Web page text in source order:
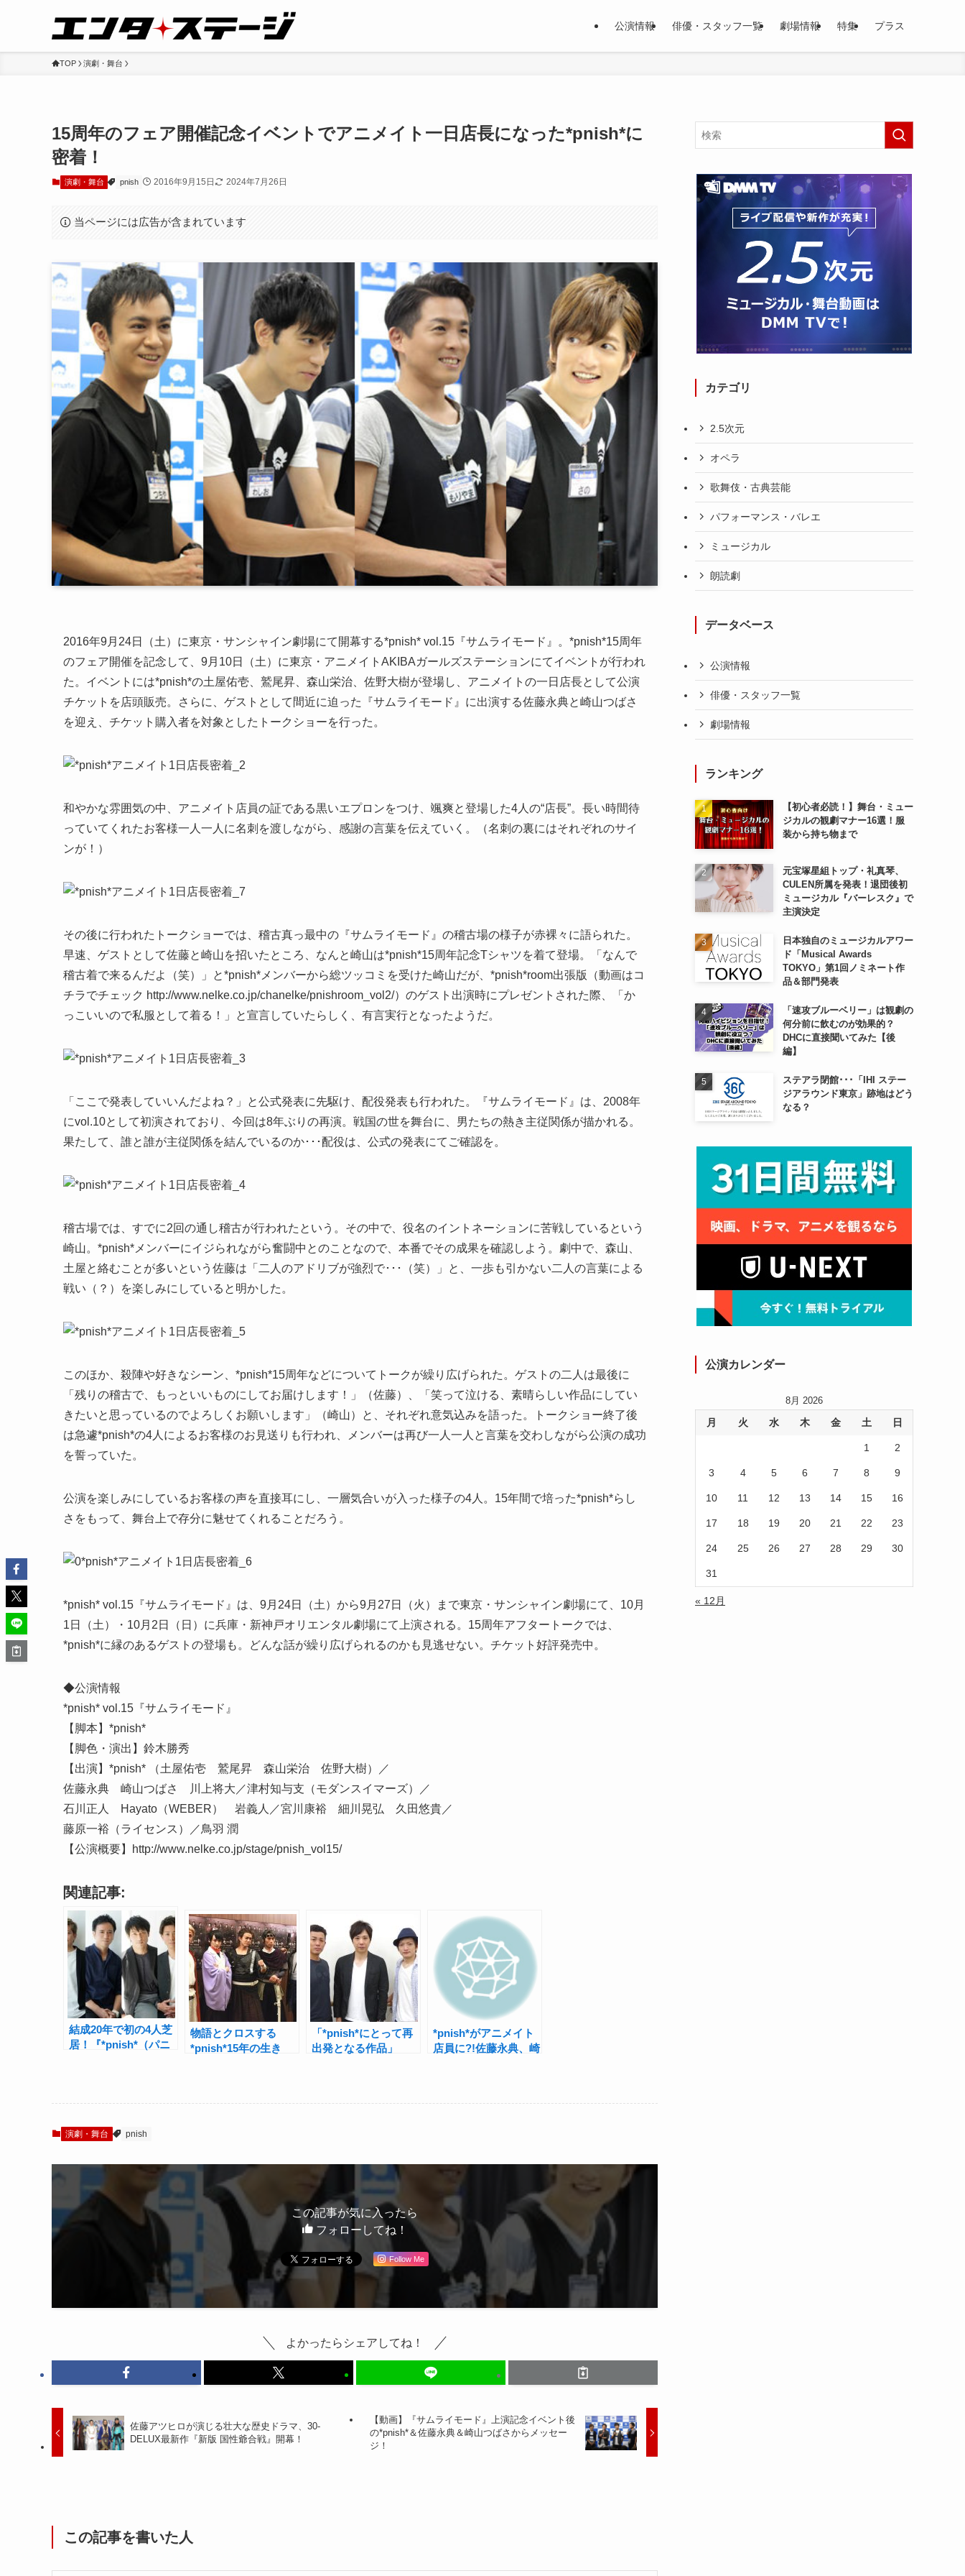
公演情報 俳優・スタッフ一覧 劇場情報 特集 プラス
TOP 演劇・舞台
15周年のフェア開催記念イベントでアニメイト一日店長になった*pnish*に
密着！
演劇・舞台 pnish 2016年9月15日 2024年7月26日
当ページには広告が含まれています
2016年9月24日（土）に東京・サンシャイン劇場にて開幕する*pnish* vol.15『サムライモード』。*pnish*15周年
のフェア開催を記念して、9月10日（土）に東京・アニメイトAKIBAガールズステーションにてイベントが行われ
た。イベントには*pnish*の土屋佑壱、鷲尾昇、森山栄治、佐野大樹が登場し、アニメイトの一日店長として公演
チケットを店頭販売。さらに、ゲストとして間近に迫った『サムライモード』に出演する佐藤永典と崎山つばさ
を迎え、チケット購入者を対象としたトークショーを行った。
和やかな雰囲気の中、アニメイト店員の証である黒いエプロンをつけ、颯爽と登場した4人の“店長”。長い時間待
っていてくれたお客様一人一人に名刺を渡しながら、感謝の言葉を伝えていく。（名刺の裏にはそれぞれのサイ
ンが！）
その後に行われたトークショーでは、稽古真っ最中の『サムライモード』の稽古場の様子が赤裸々に語られた。
早速、ゲストとして佐藤と崎山を招いたところ、なんと崎山は*pnish*15周年記念Tシャツを着て登場。「なんで
稽古着で来るんだよ（笑）」と*pnish*メンバーから総ツッコミを受けた崎山だが、*pnish*room出張版（動画はコ
チラでチェック http://www.nelke.co.jp/chanelke/pnishroom_vol2/）のゲスト出演時にプレゼントされた際、「か
っこいいので私服として着る！」と宣言していたらしく、有言実行となったようだ。
「ここで発表していいんだよね？」と公式発表に先駆け、配役発表も行われた。『サムライモード』は、2008年
にvol.10として初演されており、今回は8年ぶりの再演。戦国の世を舞台に、男たちの熱き主従関係が描かれる。
果たして、誰と誰が主従関係を結んでいるのか･･･配役は、公式の発表にてご確認を。
稽古場では、すでに2回の通し稽古が行われたという。その中で、役名のイントネーションに苦戦しているという
崎山。*pnish*メンバーにイジられながら奮闘中とのことなので、本番でその成果を確認しよう。劇中で、森山、
土屋と絡むことが多いという佐藤は「二人のアドリブが強烈で･･･（笑）」と、一歩も引かない二人の言葉による
戦い（？）を楽しみにしていると明かした。
このほか、殺陣や好きなシーン、*pnish*15周年などについてトークが繰り広げられた。ゲストの二人は最後に
「残りの稽古で、もっといいものにしてお届けします！」（佐藤）、「笑って泣ける、素晴らしい作品にしてい
きたいと思っているのでよろしくお願いします」（崎山）と、それぞれ意気込みを語った。トークショー終了後
は急遽*pnish*の4人によるお客様のお見送りも行われ、メンバーは再び一人一人と言葉を交わしながら公演の成功
を誓っていた。
公演を楽しみにしているお客様の声を直接耳にし、一層気合いが入った様子の4人。15年間で培った*pnish*らし
さをもって、舞台上で存分に魅せてくれることだろう。
*pnish* vol.15『サムライモード』は、9月24日（土）から9月27日（火）まで東京・サンシャイン劇場にて、10月
1日（土）・10月2日（日）に兵庫・新神戸オリエンタル劇場にて上演される。15周年アフタートークでは、
*pnish*に縁のあるゲストの登場も。どんな話が繰り広げられるのかも見逃せない。チケット好評発売中。
◆公演情報
*pnish* vol.15『サムライモード』
【脚本】*pnish*
【脚色・演出】鈴木勝秀
【出演】*pnish* （土屋佑壱 鷲尾昇 森山栄治 佐野大樹）／
佐藤永典 崎山つばさ 川上将大／津村知与支（モダンスイマーズ）／
石川正人 Hayato（WEBER） 岩義人／宮川康裕 細川晃弘 久田悠貴／
藤原一裕（ライセンス）／鳥羽 潤
【公演概要】http://www.nelke.co.jp/stage/pnish_vol15/
関連記事:
結成20年で初の4人芝
居！『*pnish*（パニ
物語とクロスする
*pnish*15年の生き
「*pnish*にとって再
出発となる作品」
*pnish*がアニメイト
店員に?!佐藤永典、崎
演劇・舞台 pnish
この記事が気に入ったら
フォローしてね！
Follow Me
よかったらシェアしてね！
佐藤アツヒロが演じる壮大な歴史ドラマ、30-
DELUX最新作『新版 国性爺合戦』開幕！
【動画】『サムライモード』上演記念イベント後
の*pnish*＆佐藤永典＆崎山つばさからメッセー
ジ！
この記事を書いた人
カテゴリ
2.5次元
オペラ
歌舞伎・古典芸能
パフォーマンス・バレエ
ミュージカル
朗読劇
データベース
公演情報
俳優・スタッフ一覧
劇場情報
ランキング
【初心者必読！】舞台・ミュー
ジカルの観劇マナー16選！服
装から持ち物まで
元宝塚星組トップ・礼真琴、
CULEN所属を発表！退団後初
ミュージカル『バーレスク』で
主演決定
日本独自のミュージカルアワー
ド「Musical Awards
TOKYO」第1回ノミネート作
品＆部門発表
「速攻ブルーベリー」は観劇の
何分前に飲むのが効果的？
DHCに直接聞いてみた【後
編】
ステアラ閉館･･･「IHI ステー
ジアラウンド東京」跡地はどう
なる？
公演カレンダー
8月 2026
月 火 水 木 金 土 日
1 2
3 4 5 6 7 8 9
10 11 12 13 14 15 16
17 18 19 20 21 22 23
24 25 26 27 28 29 30
31
« 12月